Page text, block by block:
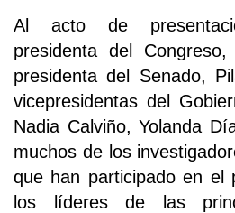
Al acto de
presidenta del
presidenta del Senado,
vicepresidentas del
Nadia Calviño, Yolanda
muchos de los
que han participado en el
los líderes de las